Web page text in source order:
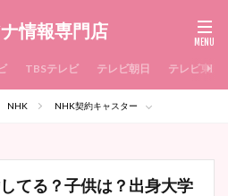
情報専門店
TBSテレビ テレビ朝日 テレビ東京
NHK NHK契約キャスター
てる？子供は？出身大学